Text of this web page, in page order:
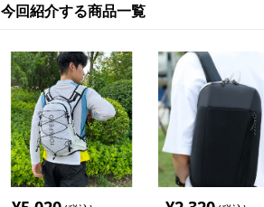
今回紹介する商品一覧